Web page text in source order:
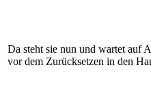
Da steht sie nun und wartet auf
vor dem Zurücksetzen in den